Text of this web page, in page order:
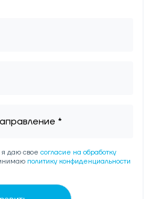
даю свое согласие на обработку
политику конфиденциальности